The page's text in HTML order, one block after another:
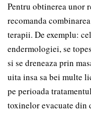
Pentru obtinerea unor
recomanda
terapii. De exemplu:
endermologiei, se
si se dreneaza prin
uita insa sa bei multe
pe perioada
toxinelor evacuate din